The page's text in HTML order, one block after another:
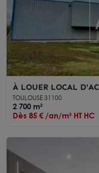
À LOUER LOCAL
TOULOUSE SUD
TOULOUSE 31100
2 700 m²
Dès 85 € /an/m² HT HC